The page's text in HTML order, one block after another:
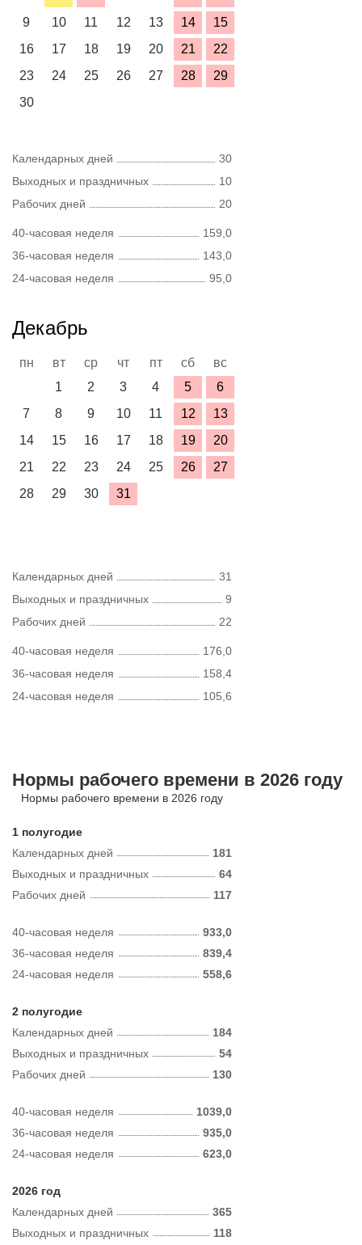
9
10 11 12 13 14
15
16
17 18 19 20 21
22
23
24 25 26 27 28
29
30
Календарных дней
30
Выходных и праздничных
10
Рабочих дней
20
40-часовая неделя
159,0
36-часовая неделя
143,0
24-часовая неделя
95,0
Декабрь
пн вт ср чт пт сб
вс
1
2 3 4 5
6
7
8 9 10 11 12
13
14
15 16 17 18 19
20
21
22 23 24 25 26
27
28
29 30 31
Календарных дней
31
Выходных и праздничных
9
Рабочих дней
22
40-часовая неделя
176,0
36-часовая неделя
158,4
24-часовая неделя
105,6
Нормы рабочего времени в 2026 году
Нормы рабочего времени в 2026 году
1 полугодие
Календарных дней
181
Рабочих дней 117
Выходных и праздничных 64
40-часовая неделя
933,0
36-часовая неделя
839,4
24-часовая неделя
558,6
2 полугодие
Календарных дней
184
Рабочих дней 130
Выходных и праздничных 54
40-часовая неделя
1039,0
36-часовая неделя
935,0
24-часовая неделя
623,0
2026 год
Календарных дней
365
Выходных и праздничных 118